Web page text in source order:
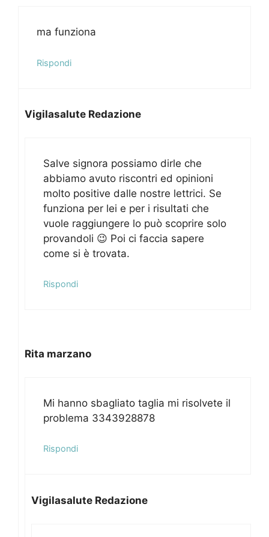
ma funziona
Rispondi
Vigilasalute Redazione
Salve signora possiamo dirle che
abbiamo avuto riscontri ed opinioni
molto positive dalle nostre lettrici. Se
funziona per lei e per i risultati che
vuole raggiungere lo può scoprire solo
provandoli 😉 Poi ci faccia sapere
come si è trovata.
Rispondi
Rita marzano
Mi hanno sbagliato taglia mi risolvete il
problema 3343928878
Rispondi
Vigilasalute Redazione